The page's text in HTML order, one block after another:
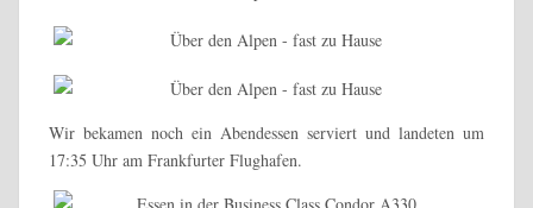
Wir bekamen noch ein Abendessen serviert und landeten um
17:35 Uhr am Frankfurter Flughafen.